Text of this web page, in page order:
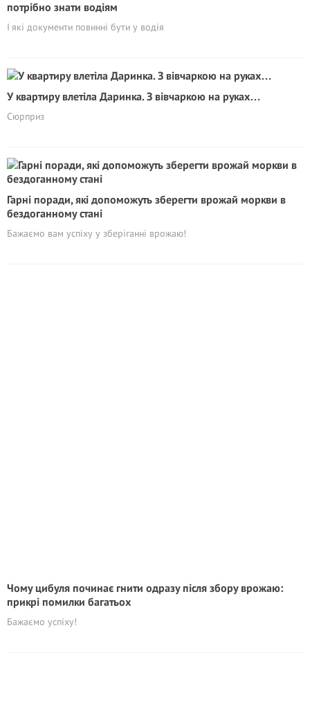
потрібно знати водіям
І які документи повинні бути у водія
У квартиру влетіла Даринка. З вівчаркою на руках…
Сюрприз
Гарні поради, які допоможуть зберегти врожай моркви в
бездоганному стані
Бажаємо вам успіху у зберіганні врожаю!
Чому цибуля починає гнити одразу після збору врожаю:
прикрі помилки багатьох
Бажаємо успіху!